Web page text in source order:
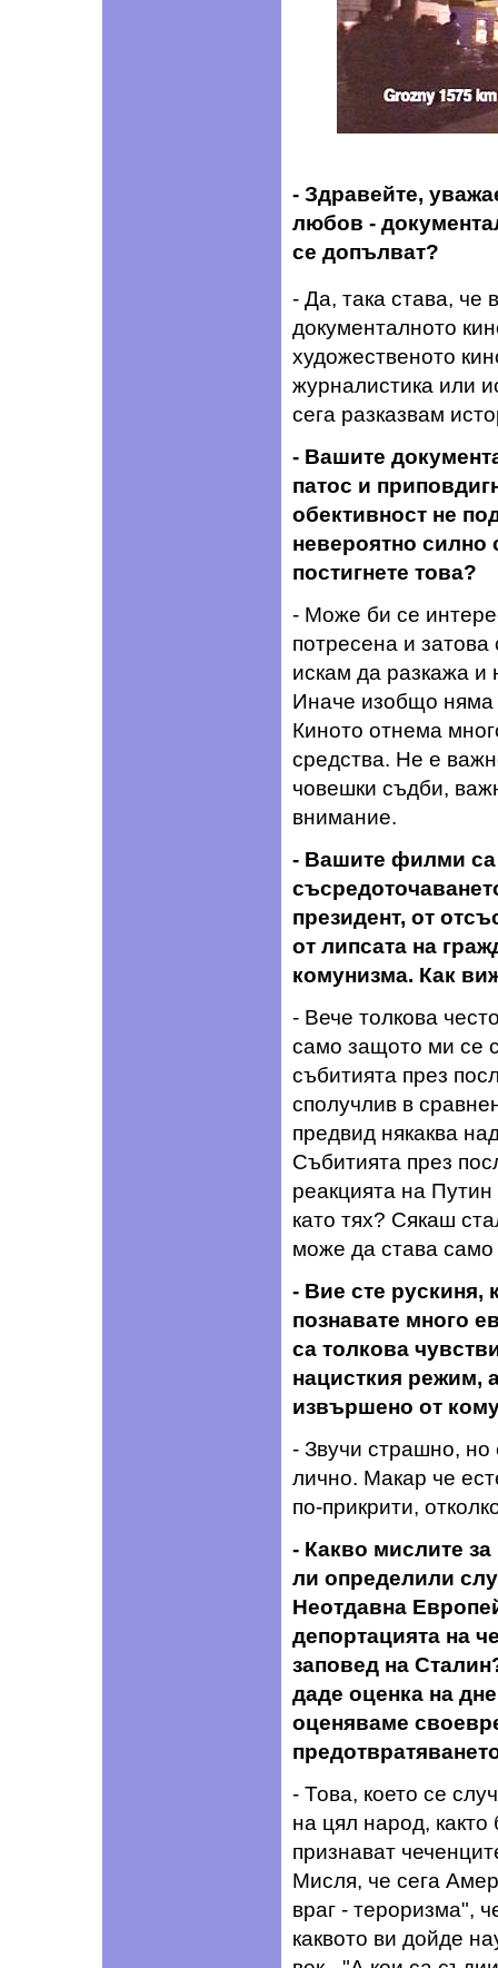
- Здравейте,
любов -
се допълват?
- Да, така става, че
документалното
художественото
журналистика или
сега разказвам
- Вашите
патос и
обективност не
невероятно силно
постигнете това?
- Може би се
потресена и
искам да разкажа и
Иначе изобщо няма
Киното отнема
средства. Не е
човешки съдби,
внимание.
- Вашите филми са
президент, от
от липсата на
комунизма. Как
- Вече толкова
само защото ми се
събитията през
сполучлив в
предвид някаква
Събитията през
реакцията на
като тях? Сякаш
може да става само
- Вие сте рускиня,
познавате много
са толкова
нацисткия режим,
извършено от
- Звучи страшно, но
лично. Макар че
по-прикрити,
- Какво мислите
ли определили
Неотдавна
депортацията на
заповед на
даде оценка на
оценяваме
- Това, което се
на цял народ,
признават
Мисля, че сега
враг - тероризма",
каквото ви дойде